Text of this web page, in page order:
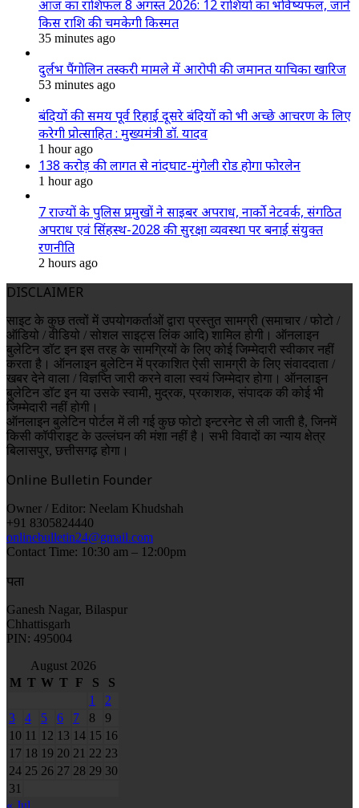
आज का राशिफल 8 अगस्त 2026: 12 राशियों का भविष्यफल, जानें
किस राशि की चमकेगी किस्मत
35 minutes ago
दुर्लभ पैंगोलिन तस्करी मामले में आरोपी की जमानत याचिका खारिज
53 minutes ago
बंदियों की समय पूर्व रिहाई दूसरे बंदियों को भी अच्छे आचरण के लिए
करेगी प्रोत्साहित : मुख्यमंत्री डॉ. यादव
1 hour ago
138 करोड़ की लागत से नांदघाट-मुंगेली रोड होगा फोरलेन
1 hour ago
7 राज्यों के पुलिस प्रमुखों ने साइबर अपराध, नार्को नेटवर्क, संगठित
अपराध एवं सिंहस्थ-2028 की सुरक्षा व्यवस्था पर बनाई संयुक्त
रणनीति
2 hours ago
DISCLAIMER
साइट के कुछ तत्वों में उपयोगकर्ताओं द्वारा प्रस्तुत सामग्री (समाचार / फोटो /
ऑडियो / वीडियो / सोशल साइट्स लिंक आदि) शामिल होगी। ऑनलाइन
बुलेटिन डॉट इन इस तरह के सामग्रियों के लिए कोई जिम्मेदारी स्वीकार नहीं
करता है। ऑनलाइन बुलेटिन में प्रकाशित ऐसी सामग्री के लिए संवाददाता /
खबर देने वाला / विज्ञप्ति जारी करने वाला स्वयं जिम्मेदार होगा। ऑनलाइन
बुलेटिन डॉट इन या उसके स्वामी, मुद्रक, प्रकाशक, संपादक की कोई भी
जिम्मेदारी नहीं होगी।
ऑनलाइन बुलेटिन पोर्टल में ली गई कुछ फोटो इन्टरनेट से ली जाती है, जिनमें
किसी कॉपीराइट के उल्लंघन की मंशा नहीं है। सभी विवादों का न्याय क्षेत्र
बिलासपुर, छत्तीसगढ़ होगा।
Online Bulletin Founder
Owner / Editor: Neelam Khudshah
+91 8305824440
onlinebulletin24@gmail.com
Contact Time: 10:30 am – 12:00pm
पता
Ganesh Nagar, Bilaspur
Chhattisgarh
PIN: 495004
August 2026
M T W T F S
S
1
2
3
4 5 6 7 8
9
10 11 12 13 14 15 16
17 18 19 20 21 22 23
24 25 26 27 28 29 30
31
« Jul